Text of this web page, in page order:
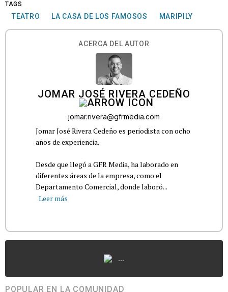
TAGS
TEATRO LA CASA DE LOS FAMOSOS MARIPILY
ACERCA DEL AUTOR
JOMAR JOSÉ RIVERA CEDEÑO
jomar.rivera@gfrmedia.com
Jomar José Rivera Cedeño es periodista con ocho
años de experiencia.
Desde que llegó a GFR Media, ha laborado en
diferentes áreas de la empresa, como el
Departamento Comercial, donde laboró...
Leer más
...
POPULAR EN LA COMUNIDAD